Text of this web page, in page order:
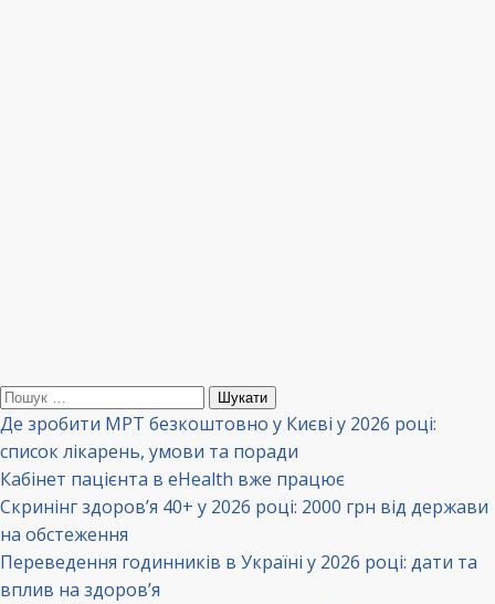
Пошук:
Де зробити МРТ безкоштовно у Києві у 2026 році:
список лікарень, умови та поради
Кабінет пацієнта в eHealth вже працює
Скринінг здоров’я 40+ у 2026 році: 2000 грн від держави
на обстеження
Переведення годинників в Україні у 2026 році: дати та
вплив на здоров’я